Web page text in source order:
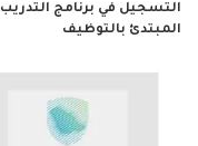
التسجيل في برنامج التدريب
المبتدئ بالتوظيف